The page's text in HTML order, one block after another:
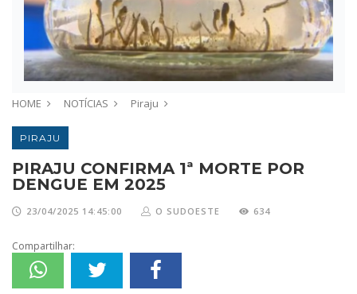
HOME NOTÍCIAS Piraju
PIRAJU
PIRAJU CONFIRMA 1ª MORTE POR
DENGUE EM 2025
23/04/2025 14:45:00 O SUDOESTE 634
Compartilhar: